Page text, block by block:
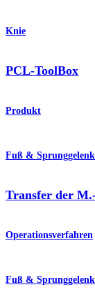
Knie
PCL-ToolBox
Produkt
Fuß & Sprunggelenk
Transfer der
Operationsverfahren
Fuß & Sprunggelenk